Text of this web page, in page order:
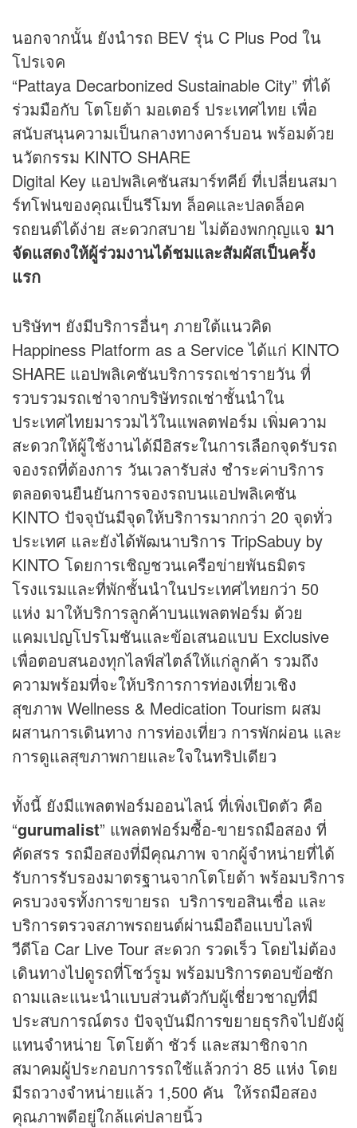
นอกจากนั้น ยังนำรถ BEV รุ่น C Plus Pod ใน
โปรเจค
“Pattaya Decarbonized Sustainable City” ที่ได้
ร่วมมือกับ โตโยต้า มอเตอร์ ประเทศไทย เพื่อ
สนับสนุนความเป็นกลางทางคาร์บอน พร้อมด้วย
นวัตกรรม KINTO SHARE
Digital Key แอปพลิเคชันสมาร์ทคีย์ ที่เปลี่ยนสมา
ร์ทโฟนของคุณเป็นรีโมท ล็อคและปลดล็อค
รถยนต์ได้ง่าย สะดวกสบาย ไม่ต้องพกกุญแจ มา
จัดแสดงให้ผู้ร่วมงานได้ชมและสัมผัสเป็นครั้ง
แรก
บริษัทฯ ยังมีบริการอื่นๆ ภายใต้แนวคิด
Happiness Platform as a Service ได้แก่ KINTO
SHARE แอปพลิเคชันบริการรถเช่ารายวัน ที่
รวบรวมรถเช่าจากบริษัทรถเช่าชั้นนำใน
ประเทศไทยมารวมไว้ในแพลตฟอร์ม เพิ่มความ
สะดวกให้ผู้ใช้งานได้มีอิสระในการเลือกจุดรับรถ
จองรถที่ต้องการ วันเวลารับส่ง ชำระค่าบริการ
ตลอดจนยืนยันการจองรถบนแอปพลิเคชัน
KINTO ปัจจุบันมีจุดให้บริการมากกว่า 20 จุดทั่ว
ประเทศ และยังได้พัฒนาบริการ TripSabuy by
KINTO โดยการเชิญชวนเครือข่ายพันธมิตร
โรงแรมและที่พักชั้นนำในประเทศไทยกว่า 50
แห่ง มาให้บริการลูกค้าบนแพลตฟอร์ม ด้วย
แคมเปญโปรโมชันและข้อเสนอแบบ Exclusive
เพื่อตอบสนองทุกไลฟ์สไตล์ให้แก่ลูกค้า รวมถึง
ความพร้อมที่จะให้บริการการท่องเที่ยวเชิง
สุขภาพ Wellness & Medication Tourism ผสม
ผสานการเดินทาง การท่องเที่ยว การพักผ่อน และ
การดูแลสุขภาพกายและใจในทริปเดียว
ทั้งนี้ ยังมีแพลตฟอร์มออนไลน์ ที่เพิ่งเปิดตัว คือ
“gurumalist” แพลตฟอร์มซื้อ-ขายรถมือสอง ที่
คัดสรร รถมือสองที่มีคุณภาพ จากผู้จำหน่ายที่ได้
รับการรับรองมาตรฐานจากโตโยต้า พร้อมบริการ
ครบวงจรทั้งการขายรถ บริการขอสินเชื่อ และ
บริการตรวจสภาพรถยนต์ผ่านมือถือแบบไลฟ์
วีดีโอ Car Live Tour สะดวก รวดเร็ว โดยไม่ต้อง
เดินทางไปดูรถที่โชว์รูม พร้อมบริการตอบข้อซัก
ถามและแนะนำแบบส่วนตัวกับผู้เชี่ยวชาญที่มี
ประสบการณ์ตรง ปัจจุบันมีการขยายธุรกิจไปยังผู้
แทนจำหน่าย โตโยต้า ชัวร์ และสมาชิกจาก
สมาคมผู้ประกอบการรถใช้แล้วกว่า 85 แห่ง โดย
มีรถวางจำหน่ายแล้ว 1,500 คัน ให้รถมือสอง
คุณภาพดีอยู่ใกล้แค่ปลายนิ้ว